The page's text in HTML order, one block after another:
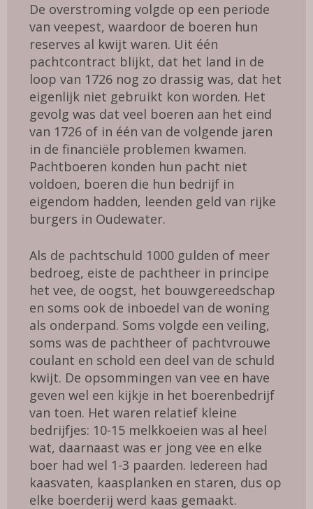
De overstroming volgde op een periode
van veepest, waardoor de boeren hun
reserves al kwijt waren. Uit één
pachtcontract blijkt, dat het land in de
loop van 1726 nog zo drassig was, dat het
eigenlijk niet gebruikt kon worden. Het
gevolg was dat veel boeren aan het eind
van 1726 of in één van de volgende jaren
in de financiële problemen kwamen.
Pachtboeren konden hun pacht niet
voldoen, boeren die hun bedrijf in
eigendom hadden, leenden geld van rijke
burgers in Oudewater.
Als de pachtschuld 1000 gulden of meer
bedroeg, eiste de pachtheer in principe
het vee, de oogst, het bouwgereedschap
en soms ook de inboedel van de woning
als onderpand. Soms volgde een veiling,
soms was de pachtheer of pachtvrouwe
coulant en schold een deel van de schuld
kwijt. De opsommingen van vee en have
geven wel een kijkje in het boerenbedrijf
van toen. Het waren relatief kleine
bedrijfjes: 10-15 melkkoeien was al heel
wat, daarnaast was er jong vee en elke
boer had wel 1-3 paarden. Iedereen had
kaasvaten, kaasplanken en staren, dus op
elke boerderij werd kaas gemaakt.